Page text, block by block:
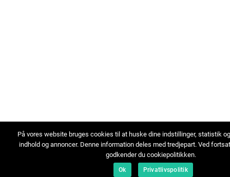
På vores website bruges cookies til at huske dine indstillinger, statistik
indhold og annoncer. Denne information deles med tredjepart. Ved
godkender du cookiepolitikken.
Ok Privatlivspolitik